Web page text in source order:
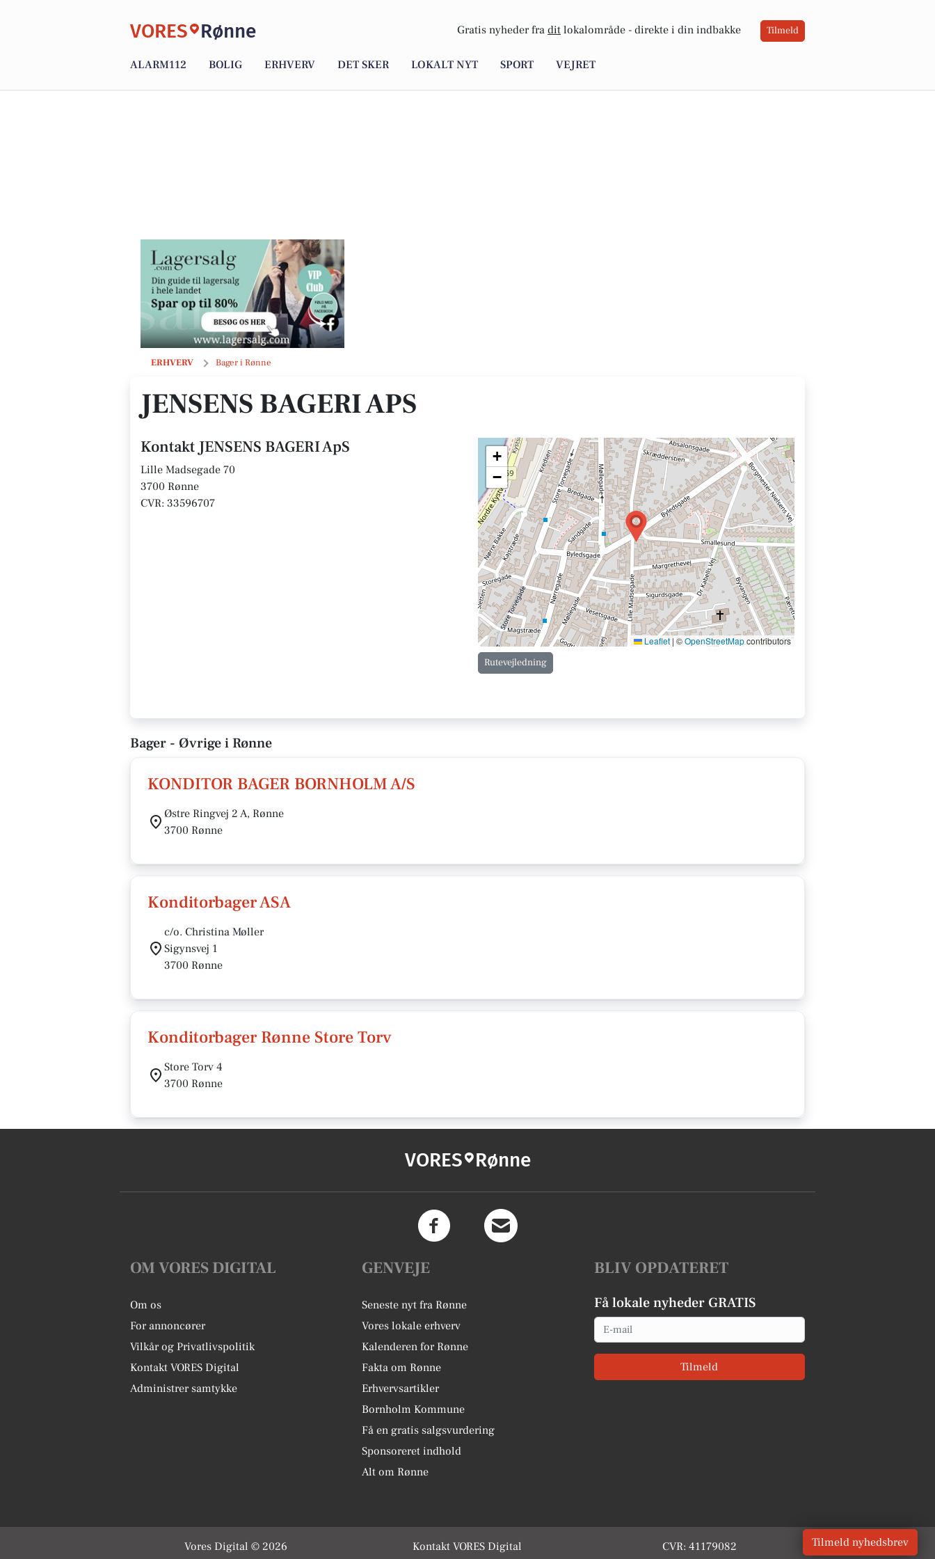
VORES Rønne Gratis nyheder fra dit lokalområde - direkte i din indbakke Tilmeld
ALARM112 BOLIG ERHVERV DET SKER LOKALT NYT SPORT VEJRET
ERHVERV Bager i Rønne
JENSENS BAGERI ApS
JENSENS BAGERI APS
Kontakt JENSENS BAGERI ApS
Lille Madsegade 70
3700 Rønne
CVR: 33596707
+
−
Leaflet | ©OpenStreetMapcontributors
Rutevejledning
Bager - Øvrige i Rønne
KONDITOR BAGER BORNHOLM A/S
Østre Ringvej 2 A, Rønne
3700 Rønne
Konditorbager ASA
c/o. Christina Møller
Sigynsvej 1
3700 Rønne
Konditorbager Rønne Store Torv
Store Torv 4
3700 Rønne
VORES Rønne
OM VORES DIGITAL
Om os
For annoncører
Vilkår og Privatlivspolitik
Kontakt VORES Digital
Administrer samtykke
GENVEJE
Seneste nyt fra Rønne
Vores lokale erhverv
Kalenderen for Rønne
Fakta om Rønne
Erhvervsartikler
Bornholm Kommune
Få en gratis salgsvurdering
Sponsoreret indhold
Alt om Rønne
BLIV OPDATERET
Få lokale nyheder GRATIS
Email
Tilmeld
Vores Digital © 2026 Kontakt VORES Digital CVR: 41179082 Tilmeld nyhedsbrev